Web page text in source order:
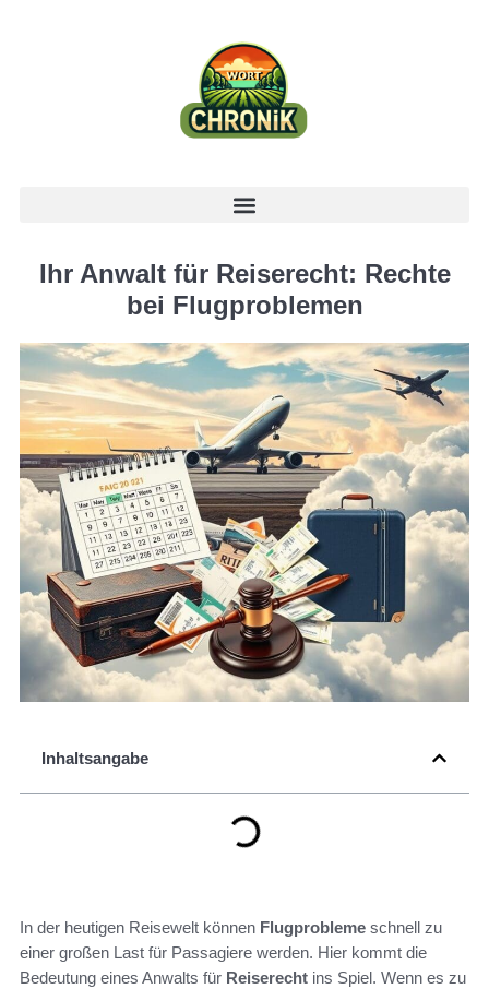
Ihr Anwalt für Reiserecht: Rechte
bei Flugproblemen
Inhaltsangabe
In der heutigen Reisewelt können Flugprobleme schnell zu
einer großen Last für Passagiere werden. Hier kommt die
Bedeutung eines Anwalts für Reiserecht ins Spiel. Wenn es zu